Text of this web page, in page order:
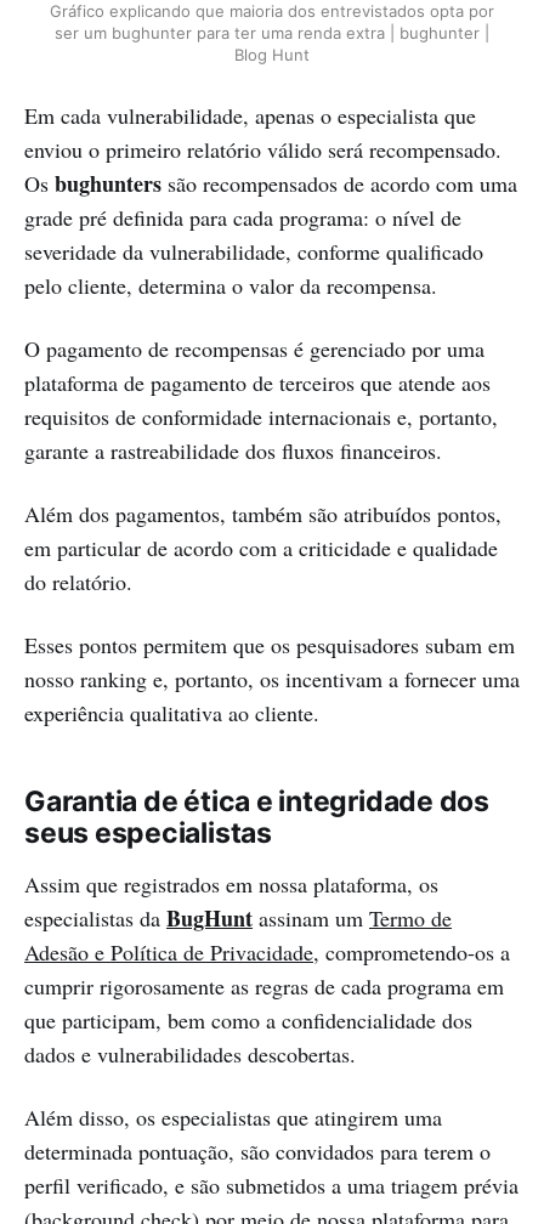
Gráfico explicando que maioria dos entrevistados opta por
ser um bughunter para ter uma renda extra | bughunter |
Blog Hunt
Em cada vulnerabilidade, apenas o especialista que
enviou o primeiro relatório válido será recompensado.
Os bughunters são recompensados ​​de acordo com uma
grade pré definida para cada programa: o nível de
severidade da vulnerabilidade, conforme qualificado
pelo cliente, determina o valor da recompensa.
O pagamento de recompensas é gerenciado por uma
plataforma de pagamento de terceiros que atende aos
requisitos de conformidade internacionais e, portanto,
garante a rastreabilidade dos fluxos financeiros.
Além dos pagamentos, também são atribuídos pontos,
em particular de acordo com a criticidade e qualidade
do relatório.
Esses pontos permitem que os pesquisadores subam em
nosso ranking e, portanto, os incentivam a fornecer uma
experiência qualitativa ao cliente.
Garantia de ética e integridade dos
seus especialistas
Assim que registrados em nossa plataforma, os
especialistas da BugHunt assinam um Termo de
Adesão e Política de Privacidade, comprometendo-os a
cumprir rigorosamente as regras de cada programa em
que participam, bem como a confidencialidade dos
dados e vulnerabilidades descobertas.
Além disso, os especialistas que atingirem uma
determinada pontuação, são convidados para terem o
perfil verificado, e são submetidos a uma triagem prévia